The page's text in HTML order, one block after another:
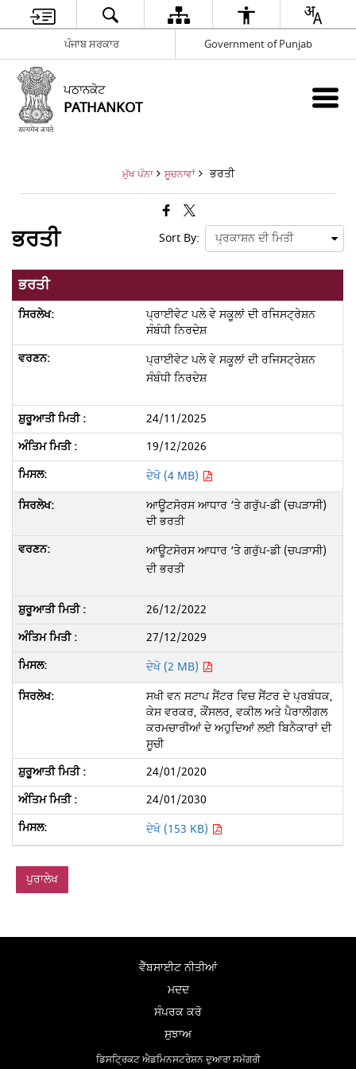
ਪੰਜਾਬ ਸਰਕਾਰ Government of Punjab
ਪਠਾਨਕੋਟ
PATHANKOT
ਮੁੱਖ ਪੰਨਾ ਸੂਚਨਾਵਾਂ ਭਰਤੀ
ਭਰਤੀ Sort By:
ਭਰਤੀ
ਪ੍ਰਾਈਵੇਟ ਪਲੇ ਵੇ ਸਕੂਲਾਂ ਦੀ ਰਜਿਸਟ੍ਰੇਸ਼ਨ
ਸੰਬੰਧੀ ਨਿਰਦੇਸ਼
ਪ੍ਰਾਈਵੇਟ ਪਲੇ ਵੇ ਸਕੂਲਾਂ ਦੀ ਰਜਿਸਟ੍ਰੇਸ਼ਨ
ਸੰਬੰਧੀ ਨਿਰਦੇਸ਼
24/11/2025
19/12/2026
ਦੇਖੋ (4 MB)
ਆਊਟਸੋਰਸ ਆਧਾਰ ‘ਤੇ ਗਰੁੱਪ-ਡੀ (ਚਪੜਾਸੀ)
ਦੀ ਭਰਤੀ
ਆਊਟਸੋਰਸ ਆਧਾਰ ‘ਤੇ ਗਰੁੱਪ-ਡੀ (ਚਪੜਾਸੀ)
ਦੀ ਭਰਤੀ
26/12/2022
27/12/2029
ਦੇਖੋ (2 MB)
ਸਖੀ ਵਨ ਸਟਾਪ ਸੈਂਟਰ ਵਿਚ ਸੈਂਟਰ ਦੇ ਪ੍ਰਬੰਧਕ,
ਕੇਸ ਵਰਕਰ, ਕੌਂਸਲਰ, ਵਕੀਲ ਅਤੇ ਪੈਰਾਲੀਗਲ
ਕਰਮਚਾਰੀਆਂ ਦੇ ਅਹੁਦਿਆਂ ਲਈ ਬਿਨੈਕਾਰਾਂ ਦੀ
ਸੂਚੀ
24/01/2020
24/01/2030
ਦੇਖੋ (153 KB)
ਪੁਰਾਲੇਖ
ਵੈੱਬਸਾਈਟ ਨੀਤੀਆਂ
ਮਦਦ
ਸੰਪਰਕ ਕਰੋ
ਸੁਝਾਅ
ਡਿਸਟ੍ਰਿਕਟ ਐਡਮਿਨਸਟਰੇਸ਼ਨ ਦੁਆਰਾ ਸਮੱਗਰੀ